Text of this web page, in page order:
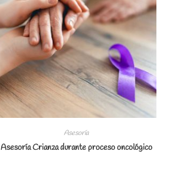
Asesoría
Asesoría Crianza durante proceso oncológico